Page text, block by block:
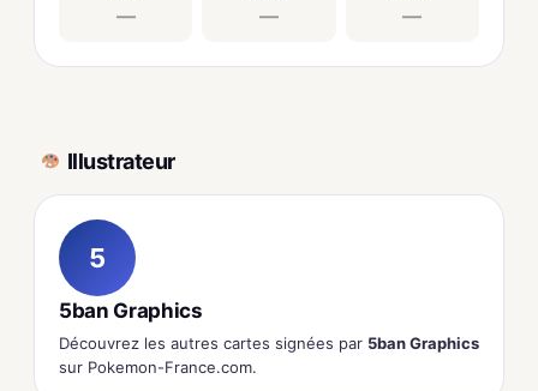
— — —
Illustrateur
5
5ban Graphics
Découvrez les autres cartes signées par 5ban Graphics
sur Pokemon-France.com.